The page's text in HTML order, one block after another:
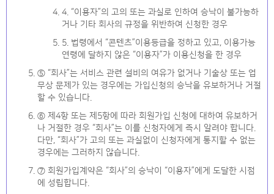
4. “이용자”의 고의 또는 과실로 인하여 승낙이 불가능하
거나 기타 회사의 규정을 위반하여 신청한 경우
5. 법령에서 “콘텐츠”이용등급을 정하고 있고, 이용가능
연령에 달하지 않은 “이용자”가 이용신청을 한 경우
⑤ “회사”는 서비스 관련 설비의 여유가 없거나 기술상 또는 업
무상 문제가 있는 경우에는 가입신청의 승낙을 유보하거나 거절
할 수 있습니다.
⑥ 제4항 또는 제5항에 따라 회원가입 신청에 대하여 유보하거
나 거절한 경우 “회사”는 이를 신청자에게 즉시 알려야 합니다.
다만, “회사”가 고의 또는 과실없이 신청자에게 통지할 수 없는
경우에는 그러하지 않습니다.
⑦ 회원가입계약은 “회사”의 승낙이 “이용자”에게 도달한 시점
에 성립합니다.